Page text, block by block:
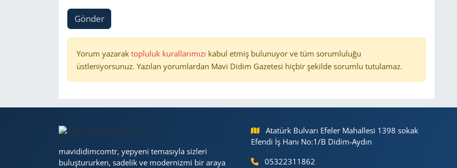
Gönder
Yorum yazarak topluluk kurallarımızı kabul etmiş bulunuyor ve tüm sorumluluğu
üstleniyorsunuz. Yazılan yorumlardan Mavi Didim Gazetesi hiçbir şekilde sorumlu tutulamaz.
mavididimcomtr, yepyeni temasıyla sizleri
buluştururken, sadelik ve modernizmi bir araya
Atatürk Bulvarı Efeler Mahallesi 1398 sokak
Efendi İş Hanı No:1/B Didim-Aydın
05322311862